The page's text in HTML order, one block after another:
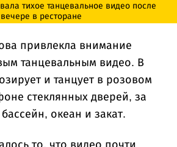
тихое танцевальное видео после
в ресторане
привлекла внимание
танцевальным видео. В
и танцует в розовом
стеклянных дверей, за
океан и закат.